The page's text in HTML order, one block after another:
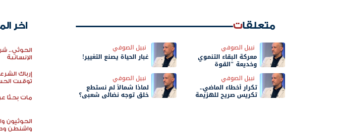
متعلقات
نبيل الصوفي
معركة البقاء التنموي
وخديعة "القوة
نبيل الصوفي
غبار الحياة يصنع التغيير!
نبيل الصوفي
تكرار أخطاء الماضي..
تكريس صريح للهزيمة
نبيل الصوفي
لماذا شمالاً لم نستطع
خلق توجه نضالي شعبي؟
اخر
الحوثي..
الإنسانية
إرباك
توقيت
مات بحثًا
الحوثيون
واشنطن